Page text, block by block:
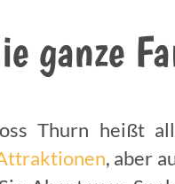
ganze
Thurn heißt
, aber